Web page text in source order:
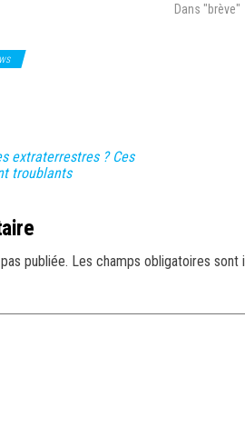
Dans "brève"
extraterrestres ? Ces
troublants
publiée. Les champs obligatoires sont